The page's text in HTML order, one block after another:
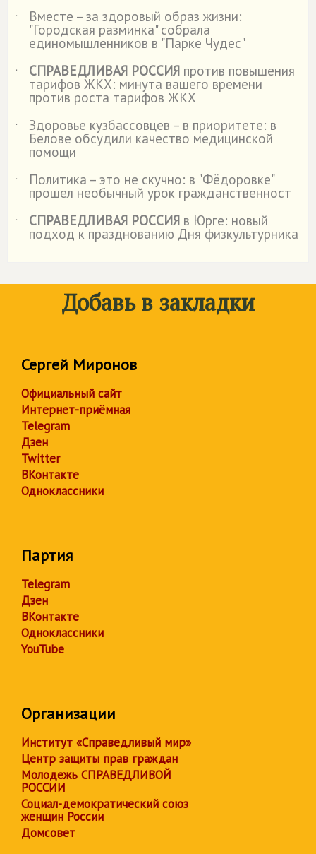
˙ Вместе – за здоровый образ жизни:
"Городская разминка" собрала
единомышленников в "Парке Чудес"
˙
СПРАВЕДЛИВАЯ РОССИЯ против повышения
тарифов ЖКХ: минута вашего времени
против роста тарифов ЖКХ
˙
Здоровье кузбассовцев – в приоритете: в
Белове обсудили качество медицинской
помощи
˙
Политика – это не скучно: в "Фёдоровке"
прошел необычный урок гражданственност
˙
СПРАВЕДЛИВАЯ РОССИЯ в Юрге: новый
подход к празднованию Дня физкультурника
Добавь в закладки
Сергей Миронов
Официальный сайт
Интернет-приёмная
Telegram
Дзен
Twitter
ВКонтакте
Одноклассники
Партия
Telegram
Дзен
ВКонтакте
Одноклассники
YouTube
Организации
Институт «Справедливый мир»
Центр защиты прав граждан
Молодежь СПРАВЕДЛИВОЙ
РОССИИ
Социал-демократический союз
женщин России
Домсовет